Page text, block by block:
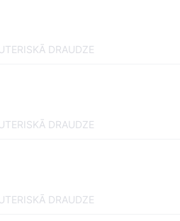
DRAUDZE
DRAUDZE
DRAUDZE